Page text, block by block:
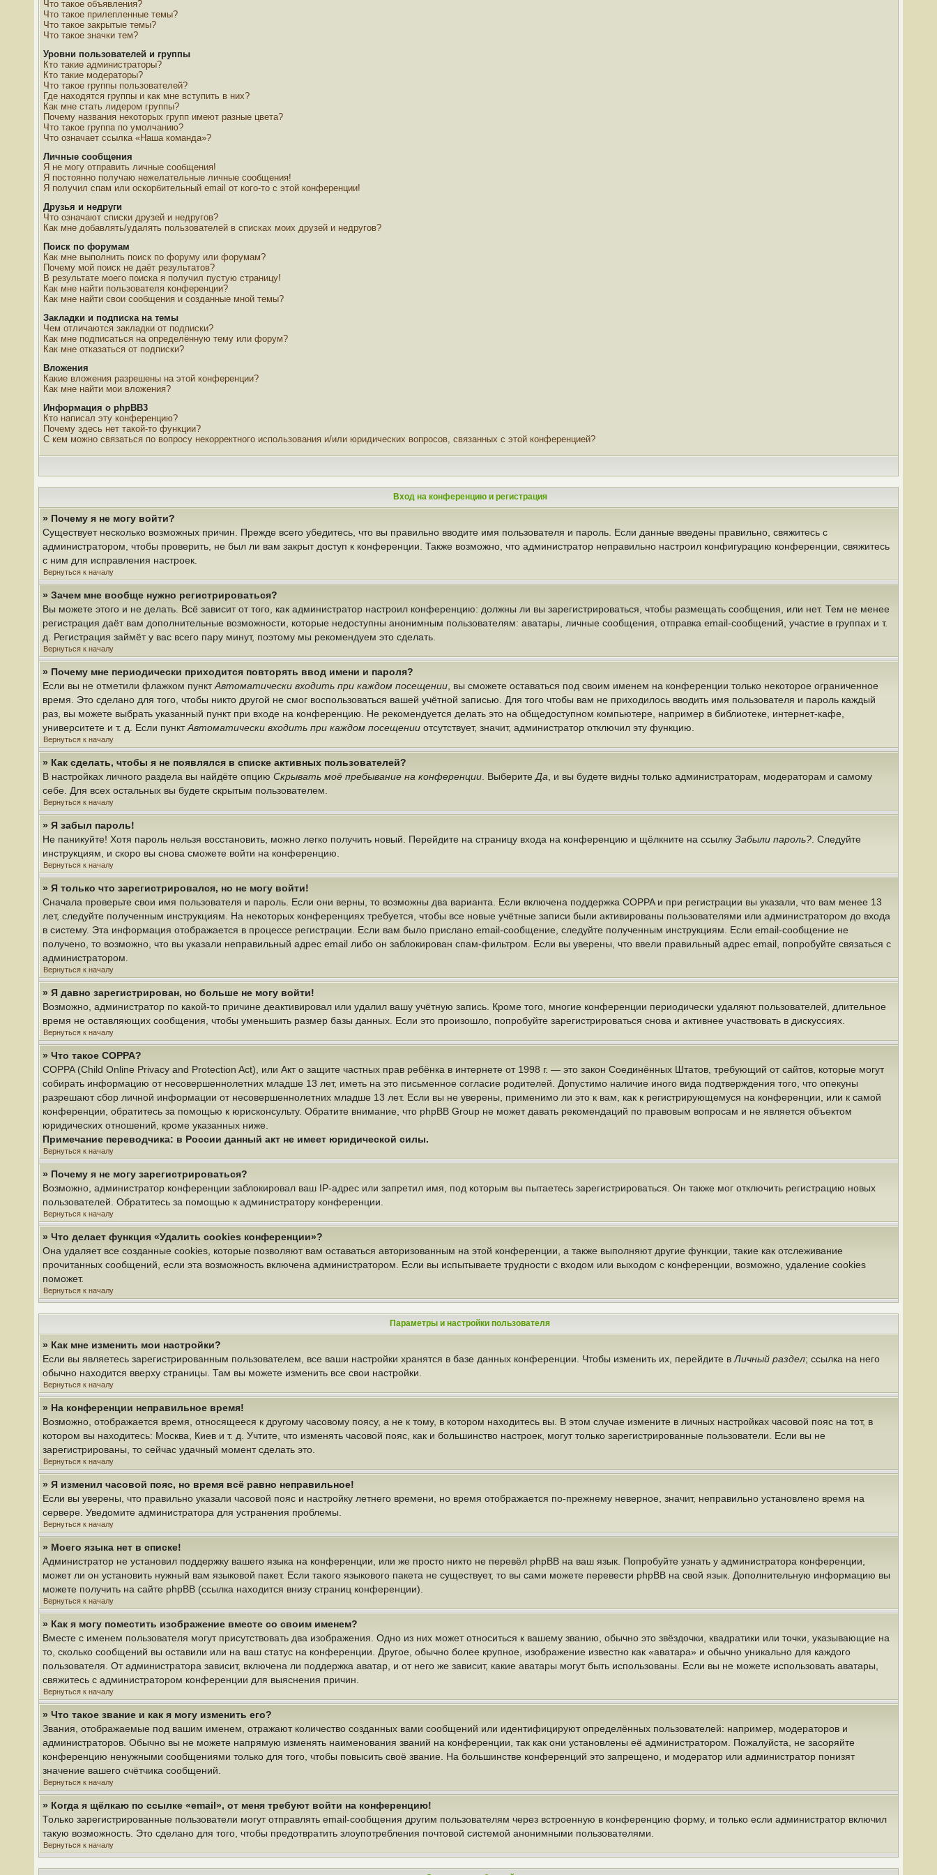
Что такое объявления?
Что такое прилепленные темы?
Что такое закрытые темы?
Что такое значки тем?
Уровни пользователей и группы
Кто такие администраторы?
Кто такие модераторы?
Что такое группы пользователей?
Где находятся группы и как мне вступить в них?
Как мне стать лидером группы?
Почему названия некоторых групп имеют разные цвета?
Что такое группа по умолчанию?
Что означает ссылка «Наша команда»?
Личные сообщения
Я не могу отправить личные сообщения!
Я постоянно получаю нежелательные личные сообщения!
Я получил спам или оскорбительный email от кого-то с этой конференции!
Друзья и недруги
Что означают списки друзей и недругов?
Как мне добавлять/удалять пользователей в списках моих друзей и недругов?
Поиск по форумам
Как мне выполнить поиск по форуму или форумам?
Почему мой поиск не даёт результатов?
В результате моего поиска я получил пустую страницу!
Как мне найти пользователя конференции?
Как мне найти свои сообщения и созданные мной темы?
Закладки и подписка на темы
Чем отличаются закладки от подписки?
Как мне подписаться на определённую тему или форум?
Как мне отказаться от подписки?
Вложения
Какие вложения разрешены на этой конференции?
Как мне найти мои вложения?
Информация о phpBB3
Кто написал эту конференцию?
Почему здесь нет такой-то функции?
С кем можно связаться по вопросу некорректного использования и/или юридических вопросов, связанных с этой конференцией?
Вход на конференцию и регистрация
» Почему я не могу войти?
Существует несколько возможных причин. Прежде всего убедитесь, что вы правильно вводите имя пользователя и пароль. Если данные введены правильно, свяжитесь с
администратором, чтобы проверить, не был ли вам закрыт доступ к конференции. Также возможно, что администратор неправильно настроил конфигурацию конференции, свяжитесь
с ним для исправления настроек.
Вернуться к началу
» Зачем мне вообще нужно регистрироваться?
Вы можете этого и не делать. Всё зависит от того, как администратор настроил конференцию: должны ли вы зарегистрироваться, чтобы размещать сообщения, или нет. Тем не менее
регистрация даёт вам дополнительные возможности, которые недоступны анонимным пользователям: аватары, личные сообщения, отправка email-сообщений, участие в группах и т.
д. Регистрация займёт у вас всего пару минут, поэтому мы рекомендуем это сделать.
Вернуться к началу
» Почему мне периодически приходится повторять ввод имени и пароля?
Если вы не отметили флажком пунктАвтоматически входить при каждом посещении , вы сможете оставаться под своим именем на конференции только некоторое ограниченное
время. Это сделано для того, чтобы никто другой не смог воспользоваться вашей учётной записью. Для того чтобы вам не приходилось вводить имя пользователя и пароль каждый
раз, вы можете выбрать указанный пункт при входе на конференцию. Не рекомендуется делать это на общедоступном компьютере, например в библиотеке, интернет-кафе,
университете и т. д. Если пунктАвтоматически входить при каждом посещении отсутствует, значит, администратор отключил эту функцию.
Вернуться к началу
» Как сделать, чтобы я не появлялся в списке активных пользователей?
В настройках личного раздела вы найдёте опцию Скрывать моё пребывание на конференции . Выберите Да , и вы будете видны только администраторам, модераторам и самому
себе. Для всех остальных вы будете скрытым пользователем.
Вернуться к началу
» Я забыл пароль!
Не паникуйте! Хотя пароль нельзя восстановить, можно легко получить новый. Перейдите на страницу входа на конференцию и щёлкните на ссылку Забыли пароль? . Следуйте
инструкциям, и скоро вы снова сможете войти на конференцию.
Вернуться к началу
» Я только что зарегистрировался, но не могу войти!
Сначала проверьте свои имя пользователя и пароль. Если они верны, то возможны два варианта. Если включена поддержка COPPA и при регистрации вы указали, что вам менее 13
лет, следуйте полученным инструкциям. На некоторых конференциях требуется, чтобы все новые учётные записи были активированы пользователями или администратором до входа
в систему. Эта информация отображается в процессе регистрации. Если вам было прислано email-сообщение, следуйте полученным инструкциям. Если email-сообщение не
получено, то возможно, что вы указали неправильный адрес email либо он заблокирован спам-фильтром. Если вы уверены, что ввели правильный адрес email, попробуйте связаться с
администратором.
Вернуться к началу
» Я давно зарегистрирован, но больше не могу войти!
Возможно, администратор по какой-то причине деактивировал или удалил вашу учётную запись. Кроме того, многие конференции периодически удаляют пользователей, длительное
время не оставляющих сообщения, чтобы уменьшить размер базы данных. Если это произошло, попробуйте зарегистрироваться снова и активнее участвовать в дискуссиях.
Вернуться к началу
» Что такое COPPA?
COPPA (Child Online Privacy and Protection Act), или Акт о защите частных прав ребёнка в интернете от 1998 г. — это закон Соединённых Штатов, требующий от сайтов, которые могут
собирать информацию от несовершеннолетних младше 13 лет, иметь на это письменное согласие родителей. Допустимо наличие иного вида подтверждения того, что опекуны
разрешают сбор личной информации от несовершеннолетних младше 13 лет. Если вы не уверены, применимо ли это к вам, как к регистрирующемуся на конференции, или к самой
конференции, обратитесь за помощью к юрисконсульту. Обратите внимание, что phpBB Group не может давать рекомендаций по правовым вопросам и не является объектом
юридических отношений, кроме указанных ниже.
Примечание переводчика: в России данный акт не имеет юридической силы.
Вернуться к началу
» Почему я не могу зарегистрироваться?
Возможно, администратор конференции заблокировал ваш IP-адрес или запретил имя, под которым вы пытаетесь зарегистрироваться. Он также мог отключить регистрацию новых
пользователей. Обратитесь за помощью к администратору конференции.
Вернуться к началу
» Что делает функция «Удалить cookies конференции»?
Она удаляет все созданные cookies, которые позволяют вам оставаться авторизованным на этой конференции, а также выполняют другие функции, такие как отслеживание
прочитанных сообщений, если эта возможность включена администратором. Если вы испытываете трудности с входом или выходом с конференции, возможно, удаление cookies
поможет.
Вернуться к началу
Параметры и настройки пользователя
» Как мне изменить мои настройки?
Если вы являетесь зарегистрированным пользователем, все ваши настройки хранятся в базе данных конференции. Чтобы изменить их, перейдите в Личный раздел; ссылка на него
обычно находится вверху страницы. Там вы можете изменить все свои настройки.
Вернуться к началу
» На конференции неправильное время!
Возможно, отображается время, относящееся к другому часовому поясу, а не к тому, в котором находитесь вы. В этом случае измените в личных настройках часовой пояс на тот, в
котором вы находитесь: Москва, Киев и т. д. Учтите, что изменять часовой пояс, как и большинство настроек, могут только зарегистрированные пользователи. Если вы не
зарегистрированы, то сейчас удачный момент сделать это.
Вернуться к началу
» Я изменил часовой пояс, но время всё равно неправильное!
Если вы уверены, что правильно указали часовой пояс и настройку летнего времени, но время отображается по-прежнему неверное, значит, неправильно установлено время на
сервере. Уведомите администратора для устранения проблемы.
Вернуться к началу
» Моего языка нет в списке!
Администратор не установил поддержку вашего языка на конференции, или же просто никто не перевёл phpBB на ваш язык. Попробуйте узнать у администратора конференции,
может ли он установить нужный вам языковой пакет. Если такого языкового пакета не существует, то вы сами можете перевести phpBB на свой язык. Дополнительную информацию вы
можете получить на сайте phpBB (ссылка находится внизу страниц конференции).
Вернуться к началу
» Как я могу поместить изображение вместе со своим именем?
Вместе с именем пользователя могут присутствовать два изображения. Одно из них может относиться к вашему званию, обычно это звёздочки, квадратики или точки, указывающие на
то, сколько сообщений вы оставили или на ваш статус на конференции. Другое, обычно более крупное, изображение известно как «аватара» и обычно уникально для каждого
пользователя. От администратора зависит, включена ли поддержка аватар, и от него же зависит, какие аватары могут быть использованы. Если вы не можете использовать аватары,
свяжитесь с администратором конференции для выяснения причин.
Вернуться к началу
» Что такое звание и как я могу изменить его?
Звания, отображаемые под вашим именем, отражают количество созданных вами сообщений или идентифицируют определённых пользователей: например, модераторов и
администраторов. Обычно вы не можете напрямую изменять наименования званий на конференции, так как они установлены её администратором. Пожалуйста, не засоряйте
конференцию ненужными сообщениями только для того, чтобы повысить своё звание. На большинстве конференций это запрещено, и модератор или администратор понизят
значение вашего счётчика сообщений.
Вернуться к началу
» Когда я щёлкаю по ссылке «email», от меня требуют войти на конференцию!
Только зарегистрированные пользователи могут отправлять email-сообщения другим пользователям через встроенную в конференцию форму, и только если администратор включил
такую возможность. Это сделано для того, чтобы предотвратить злоупотребления почтовой системой анонимными пользователями.
Вернуться к началу